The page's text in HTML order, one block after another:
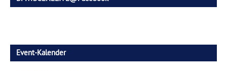
Event-Kalender